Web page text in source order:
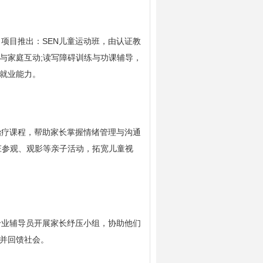
目推出：SEN儿童运动班，由认证教
家庭互动;读写障碍训练与功课辅导，
业能力。
课程，帮助家长掌握情绪管理与沟通
观、观影等亲子活动，拓宽儿童视
辅导员开展家长纾压小组，协助他们
回馈社会。